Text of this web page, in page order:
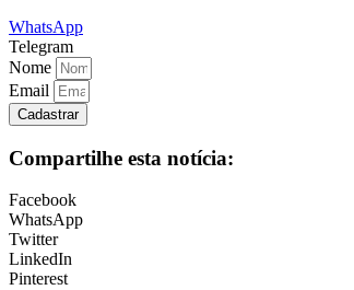
WhatsApp
Telegram
Nome
Email
Cadastrar
Compartilhe esta notícia:
Facebook
WhatsApp
Twitter
LinkedIn
Pinterest